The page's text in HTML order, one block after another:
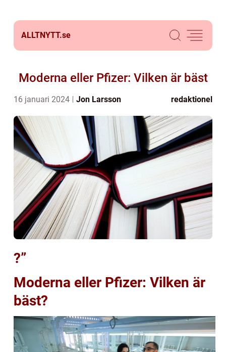
ALLTNYTT.se
Moderna eller Pfizer: Vilken är bäst
16 januari 2024 Jon Larsson redaktionel
?”
Moderna eller Pfizer: Vilken är
bäst?